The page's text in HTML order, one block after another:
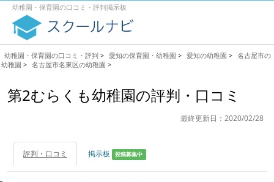
幼稚園・保育園の口コミ・評判掲示板
幼稚園・保育園の口コミ・評判 > 愛知の保育園・幼稚園 > 愛知の幼稚園 > 名古屋市の
幼稚園 > 名古屋市名東区の幼稚園 >
第2むらくも幼稚園の評判・口コミ
最終更新日：2020/02/28
評判・口コミ 掲示板 投稿募集中